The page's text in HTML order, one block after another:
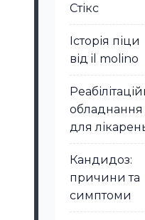
Стікc
Історія піци
від il molino
обладнання
для
Кандидоз:
причини та
симптоми